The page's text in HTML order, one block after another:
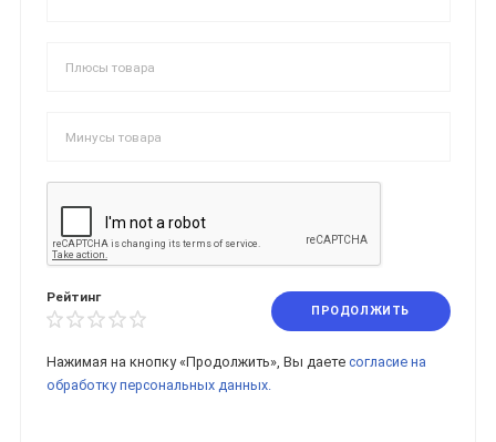
Рейтинг
ПРОДОЛЖИТЬ
Нажимая на кнопку «Продолжить», Вы даете согласие на
обработку персональных данных.